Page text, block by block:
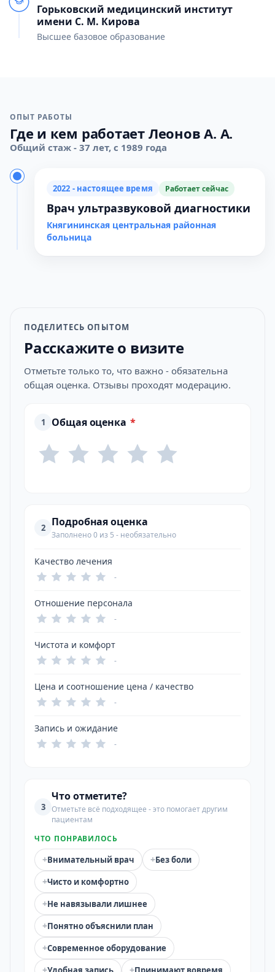
Горьковский медицинский институт
имени С. М. Кирова
Высшее базовое образование
ОПЫТ РАБОТЫ
Где и кем работает Леонов А. А.
Общий стаж - 37 лет, с 1989 года
2022 - настоящее время Работает сейчас
Врач ультразвуковой диагностики
Княгининская центральная районная
больница
ПОДЕЛИТЕСЬ ОПЫТОМ
Расскажите о визите
Отметьте только то, что важно - обязательна
общая оценка. Отзывы проходят модерацию.
1 Общая оценка *
2 Подробная оценка
Заполнено 0 из 5 - необязательно
Качество лечения
-
Отношение персонала
-
Чистота и комфорт
-
Цена и соотношение цена / качество
-
Запись и ожидание
-
3
Что отметите?
Отметьте всё подходящее - это помогает другим
пациентам
ЧТО ПОНРАВИЛОСЬ
+Внимательный врач +Без боли
+Чисто и комфортно
+Не навязывали лишнее
+Понятно объяснили план
+Современное оборудование